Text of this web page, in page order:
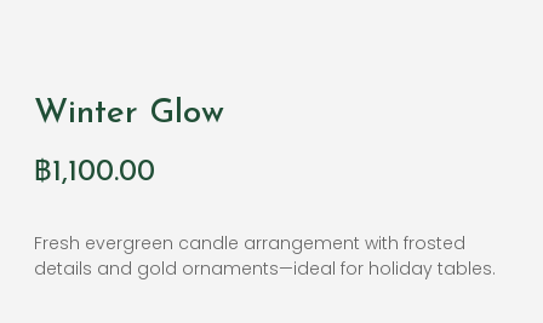
Winter Glow
฿1,100.00
Fresh evergreen candle arrangement with frosted
details and gold ornaments—ideal for holiday tables.